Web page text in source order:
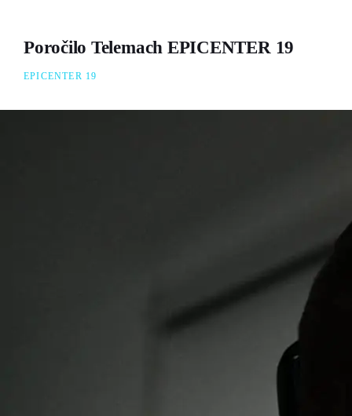
Poročilo Telemach EPICENTER 19
EPICENTER 19